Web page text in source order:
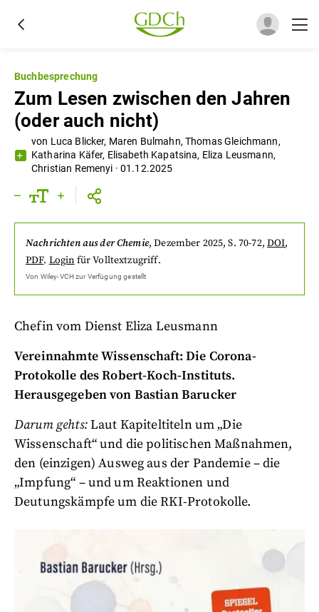
Buchbesprechung
Zum Lesen zwischen den Jahren
(oder auch nicht)
von Luca Blicker, Maren Bulmahn, Thomas Gleichmann,
Katharina Käfer, Elisabeth Kapatsina, Eliza Leusmann,
Christian Remenyi ·01.12.2025
Nachrichten aus der Chemie,Dezember 2025, S. 70-72, DOI,
PDF. Login für Volltextzugriff.
Von Wiley-VCHzur Verfügung gestellt
Chefin vom Dienst Eliza Leusmann
Vereinnahmte Wissenschaft: Die Corona-
Protokolle des Robert-Koch-Instituts.
Herausgegeben von Bastian Barucker
Darum gehts:Laut Kapiteltiteln um „Die
Wissenschaft“ und die politischen Maßnahmen,
den (einzigen) Ausweg aus der Pandemie – die
„Impfung“ – und um Reaktionen und
Deutungskämpfe um die RKI-Protokolle.